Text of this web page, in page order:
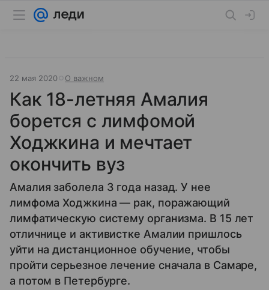
22 мая 2020 О важном
Как 18-летняя Амалия
борется с лимфомой
Ходжкина и мечтает
окончить вуз
Амалия заболела 3 года назад. У нее
лимфома Ходжкина — рак, поражающий
лимфатическую систему организма. В 15 лет
отличнице и активистке Амалии пришлось
уйти на дистанционное обучение, чтобы
пройти серьезное лечение сначала в Самаре,
а потом в Петербурге.